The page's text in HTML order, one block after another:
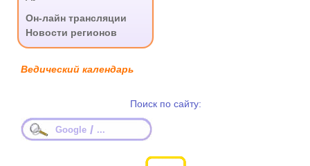
Он-лайн трансляции
Новости регионов
Ведический календарь
Поиск по сайту:
Google / ...